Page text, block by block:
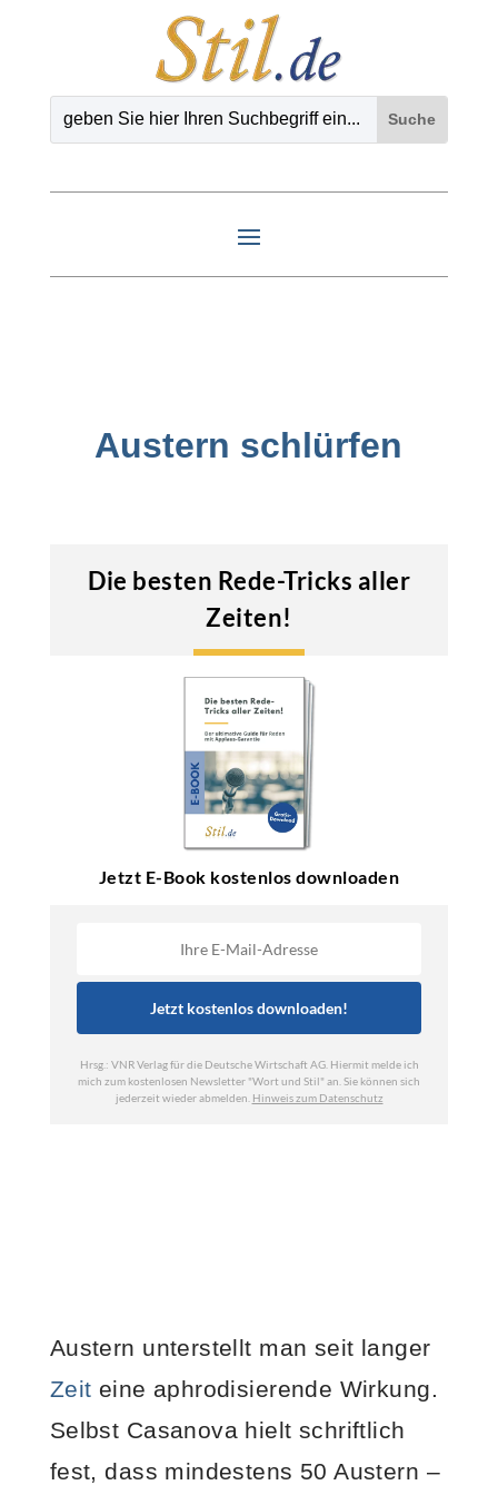
Austern schlürfen
Austern unterstellt man seit langer
Zeit eine aphrodisierende Wirkung.
Selbst Casanova hielt schriftlich
fest, dass mindestens 50 Austern –